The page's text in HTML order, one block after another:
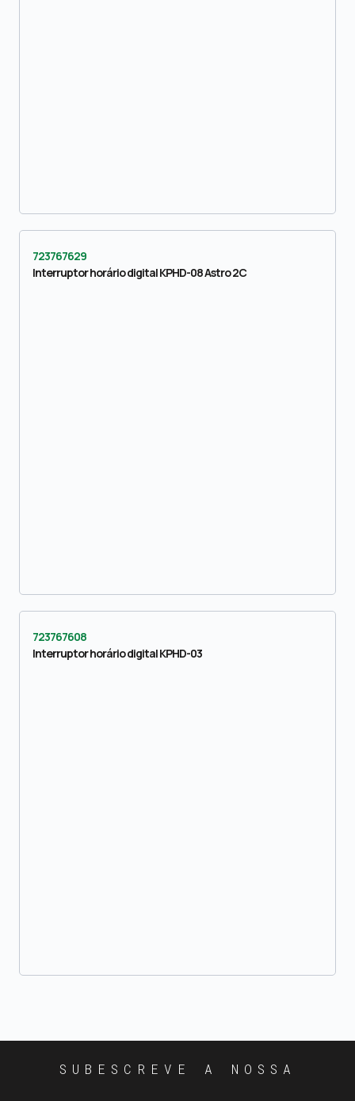
723767629
Interruptor horário digital KPHD-08 Astro 2C
723767608
Interruptor horário digital KPHD-03
SUBESCREVE A NOSSA